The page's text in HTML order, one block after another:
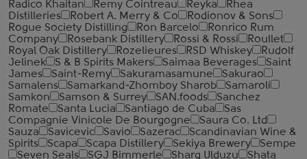
Radico Khaitan
Remy Cointreau Reyka
Rhea
Distilleries
Robert A. Merry & Co
Rodionov & Sons
Rogue Society Distilling
Ron Barcelo
Ronrico Rum
Company
Rosebank Distillery Rossi & Rossi
Roullet
Royal Oak Distillery
Rozelieures RSD Whiskey
Rudolf
Jelinek
S & B Spirits Makers Saimaa Beverages
Saint
James
Saint-Remy Sakuramasamune
Sakurao
Samalens
Samarkand-Zhomboy Sharob
Samaroli
Samkon
Samson & Surrey SAN.foods
Sanchez
Romate
Santa Lucia Santiago de Cuba
Sas
Compagnie Vinicole De Bourgogne
Saura Co. Ltd
Sauza
Savicevic Savio Sazerac
Scandinavian Wine &
Spirits
Scapa Scapa Distillery Sekiya Brewery
Sempe
Seven Seals
SGJ Bimmerle Sharg Ulduzu
Shata